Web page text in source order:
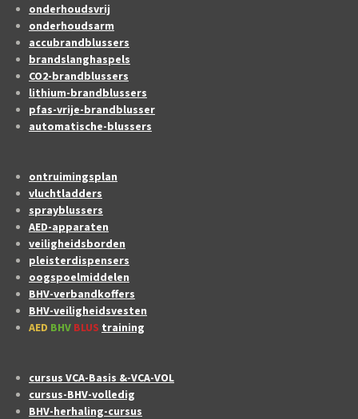
onderhoudsvrij
onderhoudsarm
accubrandblussers
brandslanghaspels
CO2-brandblussers
lithium-brandblussers
pfas-vrije-brandblusser
automatische-blussers
ontruimingsplan
vluchtladders
sprayblussers
AED-apparaten
veiligheidsborden
pleisterdispensers
oogspoelmiddelen
BHV-verbandkoffers
BHV-veiligheidsvesten
AED BHV BLUS training
cursus VCA-Basis &-VCA-VOL
cursus-BHV-volledig
BHV-herhaling-cursus